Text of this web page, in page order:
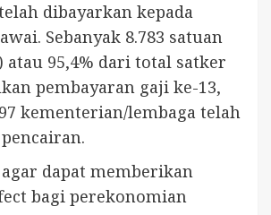
dibayarkan kepada
Sebanyak 8.783 satuan
atau 95,4% dari total satker
pembayaran gaji ke-13,
kementerian/lembaga telah
dapat memberikan
bagi perekonomian